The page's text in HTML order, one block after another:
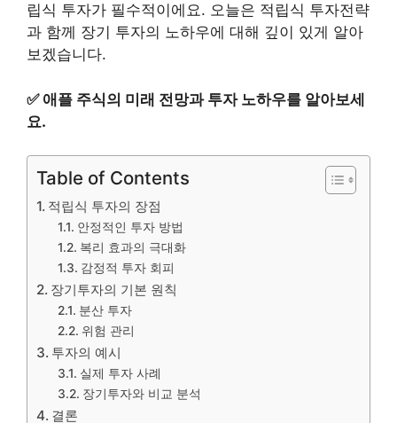
립식 투자가 필수적이에요. 오늘은 적립식 투자전략
과 함께 장기 투자의 노하우에 대해 깊이 있게 알아
보겠습니다.
✅ 애플 주식의 미래 전망과 투자 노하우를 알아보세
요.
Table of Contents
적립식 투자의 장점
안정적인 투자 방법
복리 효과의 극대화
감정적 투자 회피
장기투자의 기본 원칙
분산 투자
위험 관리
투자의 예시
실제 투자 사례
장기투자와 비교 분석
결론